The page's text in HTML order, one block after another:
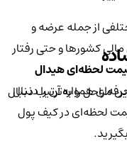
از جمله عرضه و
کشورها و حتی رفتار
لحظه‌ای هیدال
همواره آن را دنبال
لحظه‌ای در کیف پول
را به‌ترتیب دنبال